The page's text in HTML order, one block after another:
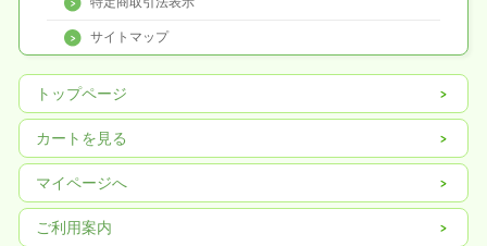
サイトマップ
トップページ
カートを見る
マイページへ
ご利用案内